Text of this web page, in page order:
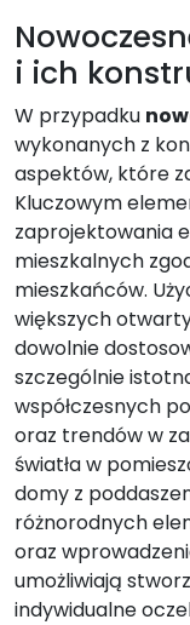
i ich
W przypadku
wykonanych z
aspektów, które
Kluczowym
zaprojektowania
mieszkalnych
mieszkańców.
większych
dowolnie
szczególnie
współczesnych
oraz trendów w
światła w
domy z
różnorodnych
oraz
umożliwiają
indywidualne